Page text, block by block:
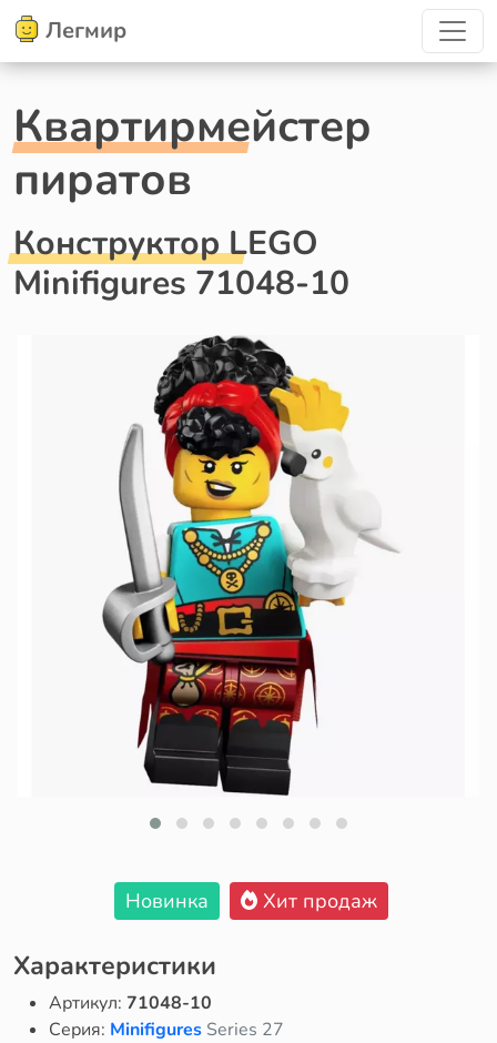
Легмир
Квартирмейстер
пиратов
Конструктор LEGO
Minifigures 71048-10
Новинка Хит продаж
Характеристики
Артикул: 71048-10
Серия: Minifigures Series 27